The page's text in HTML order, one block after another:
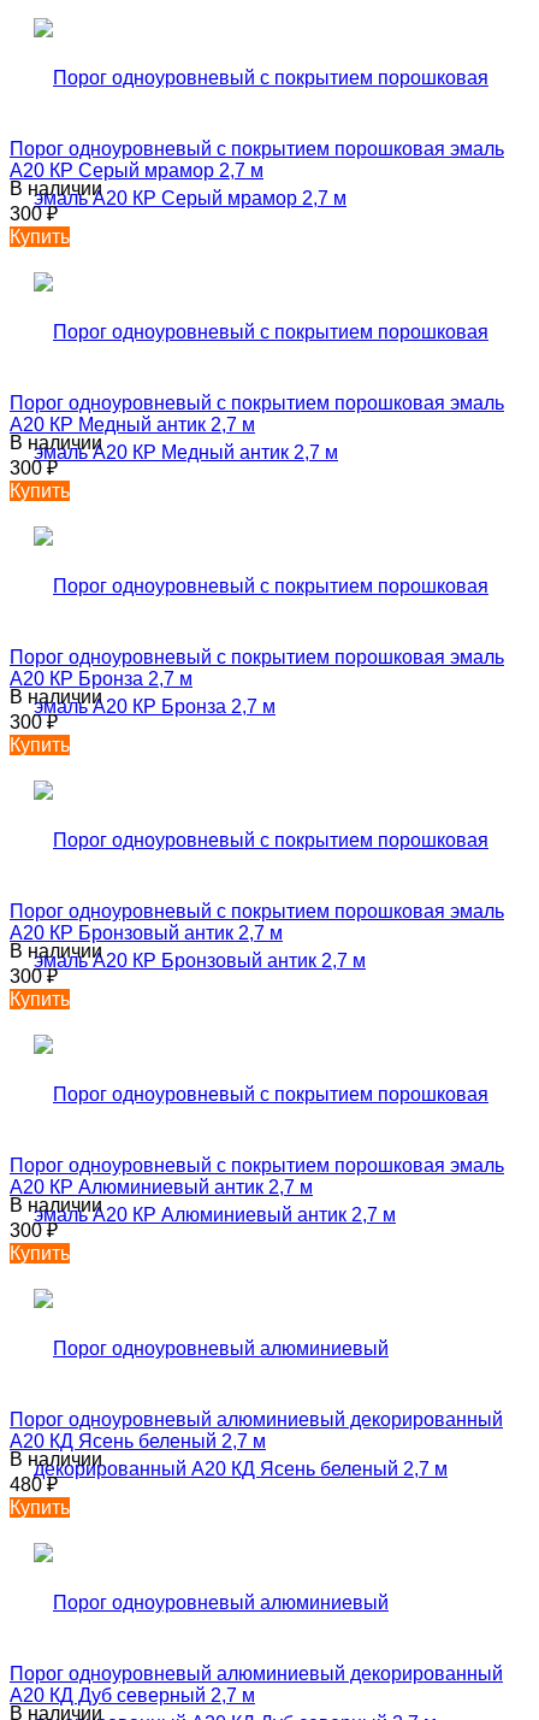
Порог одноуровневый с покрытием порошковая эмаль
А20 КР Серый мрамор 2,7 м
В наличии
300₽
Купить
Порог одноуровневый с покрытием порошковая эмаль
А20 КР Медный антик 2,7 м
В наличии
300₽
Купить
Порог одноуровневый с покрытием порошковая эмаль
А20 КР Бронза 2,7 м
В наличии
300₽
Купить
Порог одноуровневый с покрытием порошковая эмаль
А20 КР Бронзовый антик 2,7 м
В наличии
300₽
Купить
Порог одноуровневый с покрытием порошковая эмаль
А20 КР Алюминиевый антик 2,7 м
В наличии
300₽
Купить
Порог одноуровневый алюминиевый декорированный
А20 КД Ясень беленый 2,7 м
В наличии
480₽
Купить
Порог одноуровневый алюминиевый декорированный
А20 КД Дуб северный 2,7 м
В наличии